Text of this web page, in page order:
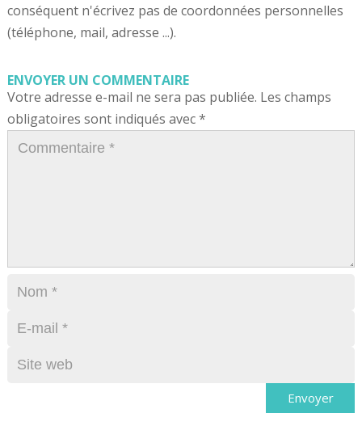
conséquent n'écrivez pas de coordonnées personnelles
(téléphone, mail, adresse ...).
ENVOYER UN COMMENTAIRE
Votre adresse e-mail ne sera pas publiée. Les champs
obligatoires sont indiqués avec*